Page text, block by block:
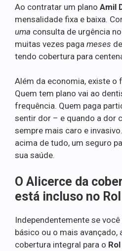
Ao contratar um plano Amil
mensalidade fixa e baixa.
uma consulta de urgência
muitas vezes paga meses
tendo cobertura para
Além da economia, existe o
Quem tem plano vai ao
frequência. Quem paga
sentir dor – e quando a dor
sempre mais caro e
acima de tudo, um seguro
sua saúde.
O Alicerce da
está incluso no Rol
Independentemente se
básico ou o mais avançado,
cobertura integral para o